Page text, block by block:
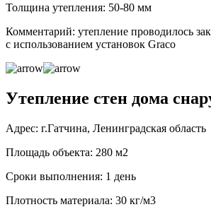
Толщина утепления: 50-80 мм
Комментарий: утепление проводилось
с использованием установок Graco
Утепление стен дома
Адрес: г.Гатчина, Ленинградская область
Площадь объекта: 280 м2
Сроки выполнения: 1 день
Плотность материала: 30 кг/м3